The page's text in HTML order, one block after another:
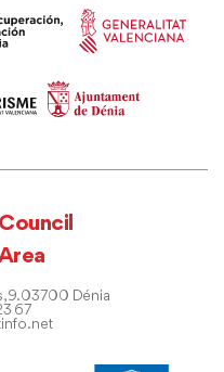
9. 03700 Dénia
67